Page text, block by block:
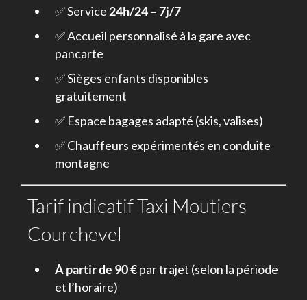
✅ Service 24h/24 – 7j/7
✅ Accueil personnalisé à la gare avec
pancarte
✅ Sièges enfants disponibles
gratuitement
✅ Espace bagages adapté (skis, valises)
✅ Chauffeurs expérimentés en conduite
montagne
Tarif indicatif Taxi Moutiers
Courchevel
À partir de 90 €par trajet (selon la période
et l’horaire)